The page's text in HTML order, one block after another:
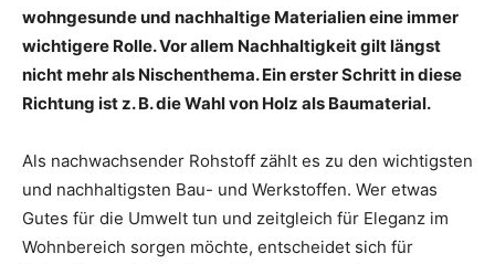
wohngesunde und nachhaltige Materialien eine immer
wichtigere Rolle. Vor allem Nachhaltigkeit gilt längst
nicht mehr als Nischenthema. Ein erster Schritt in diese
Richtung ist z. B. die Wahl von Holz als Baumaterial.
Als nachwachsender Rohstoff zählt es zu den wichtigsten
und nachhaltigsten Bau- und Werkstoffen. Wer etwas
Gutes für die Umwelt tun und zeitgleich für Eleganz im
Wohnbereich sorgen möchte, entscheidet sich für